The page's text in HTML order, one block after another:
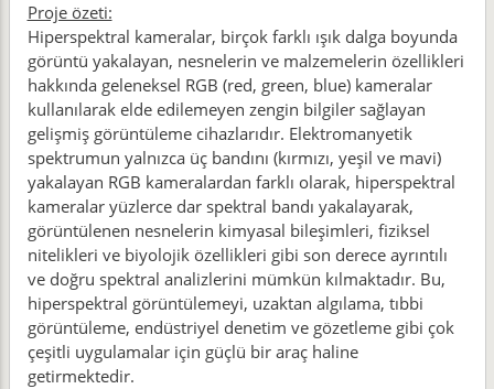
Proje özeti:
Hiperspektral kameralar, birçok farklı ışık dalga boyunda
görüntü yakalayan, nesnelerin ve malzemelerin özellikleri
hakkında geleneksel RGB (red, green, blue) kameralar
kullanılarak elde edilemeyen zengin bilgiler sağlayan
gelişmiş görüntüleme cihazlarıdır. Elektromanyetik
spektrumun yalnızca üç bandını (kırmızı, yeşil ve mavi)
yakalayan RGB kameralardan farklı olarak, hiperspektral
kameralar yüzlerce dar spektral bandı yakalayarak,
görüntülenen nesnelerin kimyasal bileşimleri, fiziksel
nitelikleri ve biyolojik özellikleri gibi son derece ayrıntılı
ve doğru spektral analizlerini mümkün kılmaktadır. Bu,
hiperspektral görüntülemeyi, uzaktan algılama, tıbbi
görüntüleme, endüstriyel denetim ve gözetleme gibi çok
çeşitli uygulamalar için güçlü bir araç haline
getirmektedir.